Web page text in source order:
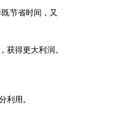
节省时间，又
获得更大利润。
利用。